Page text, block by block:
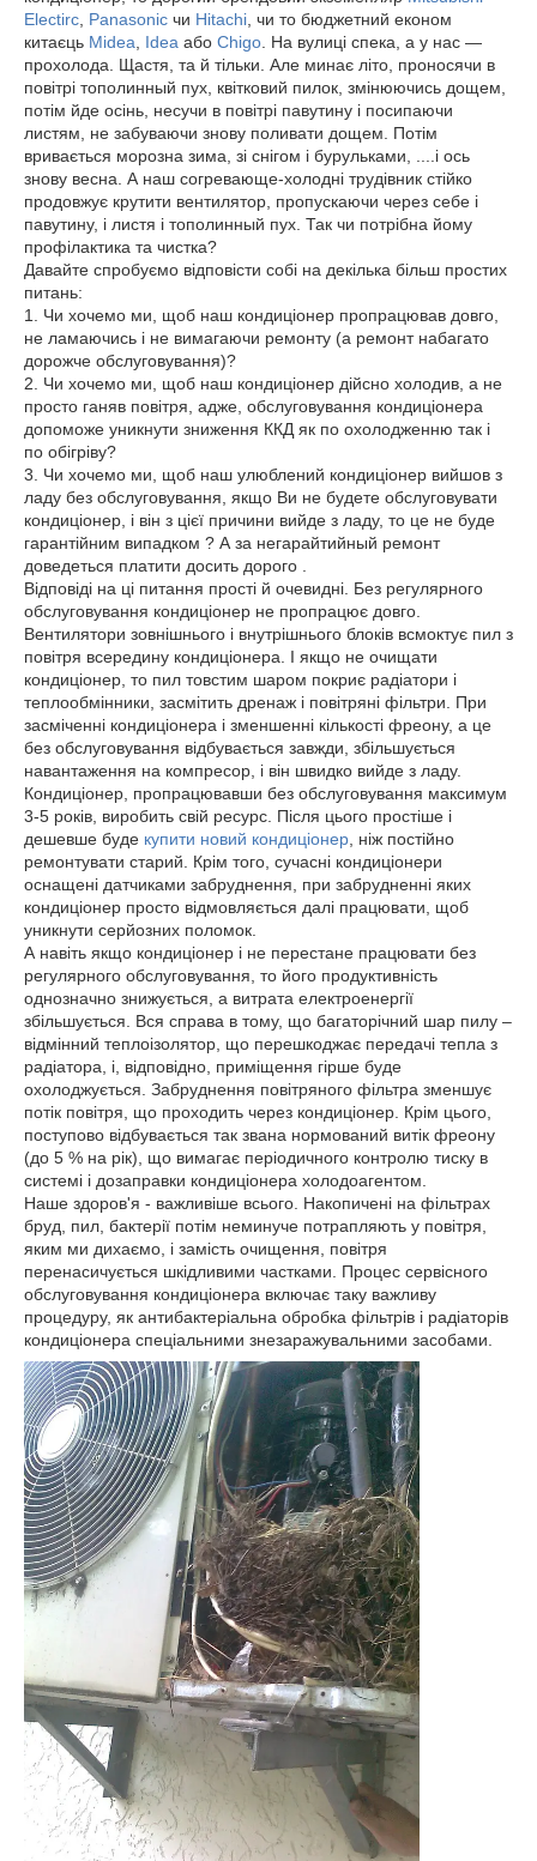
Electirc Panasonic чи Hitachi , чи то бюджетний економ
китаєць Midea Idea або Chigo . На вулиці спека, а у нас ―
прохолода. Щастя, та й тільки. Але минає літо, проносячи в
повітрі тополинный пух, квітковий пилок, змінюючись дощем,
потім йде осінь, несучи в повітрі павутину і посипаючи
листям, не забуваючи знову поливати дощем. Потім
вривається морозна зима, зі снігом і бурульками, ....і ось
знову весна. А наш согревающе-холодні трудівник стійко
продовжує крутити вентилятор, пропускаючи через себе і
павутину, і листя і тополинный пух. Так чи потрібна йому
профілактика та чистка?
Давайте спробуємо відповісти собі на декілька більш простих
питань:
1. Чи хочемо ми, щоб наш кондиціонер пропрацював довго,
не ламаючись і не вимагаючи ремонту (а ремонт набагато
дорожче обслуговування)?
2. Чи хочемо ми, щоб наш кондиціонер дійсно холодив, а не
просто ганяв повітря, адже, обслуговування кондиціонера
допоможе уникнути зниження ККД як по охолодженню так і
по обігріву?
3. Чи хочемо ми, щоб наш улюблений кондиціонер вийшов з
ладу без обслуговування, якщо Ви не будете обслуговувати
кондиціонер, і він з цієї причини вийде з ладу, то це не буде
гарантійним випадком ? А за негарайтийный ремонт
доведеться платити досить дорого .
Відповіді на ці питання прості й очевидні. Без регулярного
обслуговування кондиціонер не пропрацює довго.
Вентилятори зовнішнього і внутрішнього блоків всмоктує пил з
повітря всередину кондиціонера. І якщо не очищати
кондиціонер, то пил товстим шаром покриє радіатори і
теплообмінники, засмітить дренаж і повітряні фільтри. При
засміченні кондиціонера і зменшенні кількості фреону, а це
без обслуговування відбувається завжди, збільшується
навантаження на компресор, і він швидко вийде з ладу.
Кондиціонер, пропрацювавши без обслуговування максимум
3-5 років, виробить свій ресурс. Після цього простіше і
дешевше буде купити новий кондиціонер , ніж постійно
ремонтувати старий. Крім того, сучасні кондиціонери
оснащені датчиками забруднення, при забрудненні яких
кондиціонер просто відмовляється далі працювати, щоб
уникнути серйозних поломок.
А навіть якщо кондиціонер і не перестане працювати без
регулярного обслуговування, то його продуктивність
однозначно знижується, а витрата електроенергії
збільшується. Вся справа в тому, що багаторічний шар пилу –
відмінний теплоізолятор, що перешкоджає передачі тепла з
радіатора, і, відповідно, приміщення гірше буде
охолоджується. Забруднення повітряного фільтра зменшує
потік повітря, що проходить через кондиціонер. Крім цього,
поступово відбувається так звана нормований витік фреону
(до 5 % на рік), що вимагає періодичного контролю тиску в
системі і дозаправки кондиціонера холодоагентом.
Наше здоров'я - важливіше всього. Накопичені на фільтрах
бруд, пил, бактерії потім неминуче потрапляють у повітря,
яким ми дихаємо, і замість очищення, повітря
перенасичується шкідливими частками. Процес сервісного
обслуговування кондиціонера включає таку важливу
процедуру, як антибактеріальна обробка фільтрів і радіаторів
кондиціонера спеціальними знезаражувальними засобами.